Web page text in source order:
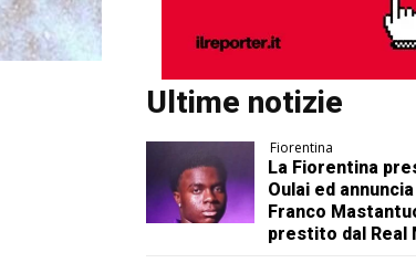
Ultime notizie
Fiorentina
La Fiorentina
Oulai ed
Franco
prestito dal Real